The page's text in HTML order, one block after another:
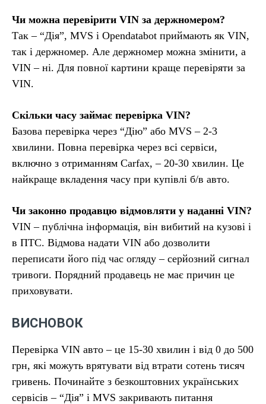
Чи можна перевірити VIN за держномером?
Так – “Дія”, MVS і Opendatabot приймають як VIN,
так і держномер. Але держномер можна змінити, а
VIN – ні. Для повної картини краще перевіряти за
VIN.
Скільки часу займає перевірка VIN?
Базова перевірка через “Дію” або MVS – 2-3
хвилини. Повна перевірка через всі сервіси,
включно з отриманням Carfax, – 20-30 хвилин. Це
найкраще вкладення часу при купівлі б/в авто.
Чи законно продавцю відмовляти у наданні VIN?
VIN – публічна інформація, він вибитий на кузові і
в ПТС. Відмова надати VIN або дозволити
переписати його під час огляду – серйозний сигнал
тривоги. Порядний продавець не має причин це
приховувати.
ВИСНОВОК
Перевірка VIN авто – це 15-30 хвилин і від 0 до 500
грн, які можуть врятувати від втрати сотень тисяч
гривень. Починайте з безкоштовних українських
сервісів – “Дія” і MVS закривають питання